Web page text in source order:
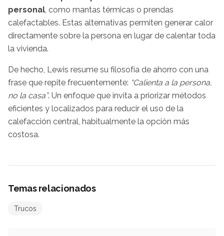
personal , como mantas térmicas o prendas
calefactables. Estas alternativas permiten generar calor
directamente sobre la persona en lugar de calentar toda
la vivienda.
De hecho, Lewis resume su filosofía de ahorro con una
frase que repite frecuentemente: “Calienta a la persona,
no la casa”. Un enfoque que invita a priorizar métodos
eficientes y localizados para reducir el uso de la
calefacción central, habitualmente la opción más
costosa.
Temas relacionados
Trucos